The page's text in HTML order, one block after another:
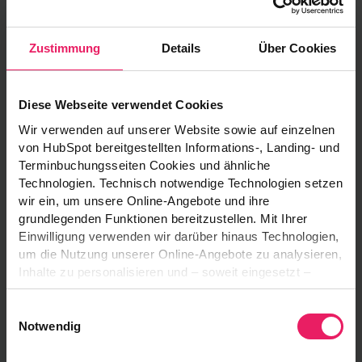
Zustimmung Details Über Cookies
Diese Webseite verwendet Cookies
Wir verwenden auf unserer Website sowie auf einzelnen
von HubSpot bereitgestellten Informations-, Landing- und
Terminbuchungsseiten Cookies und ähnliche
Technologien. Technisch notwendige Technologien setzen
wir ein, um unsere Online-Angebote und ihre
grundlegenden Funktionen bereitzustellen. Mit Ihrer
Einwilligung verwenden wir darüber hinaus Technologien,
um die Nutzung unserer Online-Angebote zu analysieren,
Inhalte zu personalisieren und – soweit eingesetzt –
Funktionen sozialer Medien und Werbung bereitzustellen.
Dabei können Informationen über Ihre Nutzung unserer
Notwendig
Stories & Referenzen
Enterprise Drupal Framework für über 20